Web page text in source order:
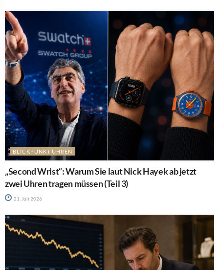
BLICKPUNKT UHREN
„Second Wrist“: Warum Sie laut Nick Hayek ab jetzt
zwei Uhren tragen müssen (Teil 3)
21. Juli 2026